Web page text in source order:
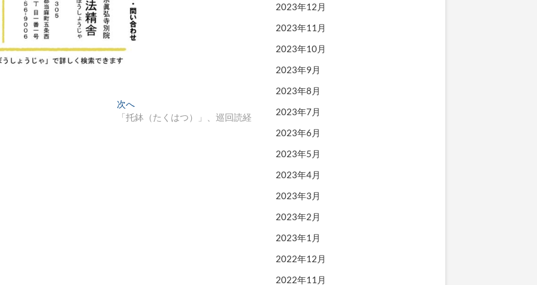
次へ次
の
「托鉢（たくはつ）」、巡回読経
2023年12月
2023年11月
2023年10月
2023年9月
2023年8月
2023年7月
2023年6月
2023年5月
2023年4月
2023年3月
2023年2月
2023年1月
2022年12月
2022年11月